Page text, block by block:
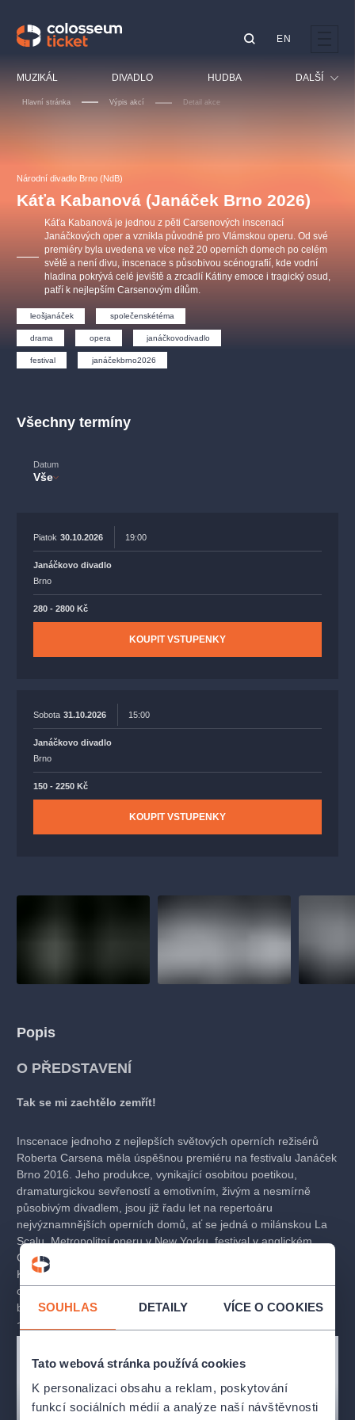
SOUHLAS DETAILY VÍCE O COOKIES
Tato webová stránka používá cookies
K personalizaci obsahu a reklam, poskytování
funkcí sociálních médií a analýze naší návštěvnosti
MUZIKÁL DIVADLO HUDBA DALŠÍ
Prohlídky
Ostatní
EN
Hlavní stránka Výpis akcí Detail akce
Národní divadlo Brno (NdB)
Káťa Kabanová (Janáček Brno 2026)
Káťa Kabanová je jednou z pěti Carsenových inscenací
Janáčkových oper a vznikla původně pro Vlámskou operu. Od své
premiéry byla uvedena ve více než 20 operních domech po celém
světě a není divu, inscenace s působivou scénografií, kde vodní
hladina pokrývá celé jeviště a zrcadlí Kátiny emoce i tragický osud,
patří k nejlepším Carsenovým dílům.
leošjanáček společenskétéma
drama opera janáčkovodivadlo
festival janáčekbrno2026
Všechny termíny
Datum
Vše
Piatok 30.10.2026 19:00
Janáčkovo divadlo
Brno
280 - 2800 Kč
KOUPIT VSTUPENKY
Sobota 31.10.2026 15:00
Janáčkovo divadlo
Brno
150 - 2250 Kč
KOUPIT VSTUPENKY
Popis
O PŘEDSTAVENÍ
Tak se mi zachtělo zemřít!
Inscenace jednoho z nejlepších světových operních režisérů
Roberta Carsena měla úspěšnou premiéru na festivalu Janáček
Brno 2016. Jeho produkce, vynikající osobitou poetikou,
dramaturgickou sevřeností a emotivním, živým a nesmírně
působivým divadlem, jsou již řadu let na repertoáru
nejvýznamnějších operních domů, ať se jedná o milánskou La
Scalu, Metropolitní operu v New Yorku, festival v anglickém
Glyndebourne nebo Royal Opera House Covent Garden. Káťa
Kabanová je jednou z pěti Carsenových inscenací Janáčkových
oper a vznikla původně pro Vlámskou operu. Od své premiéry
byla uvedena ve více než 20 operních domech po celém světě
a není divu, inscenace s působivou scénografií, kde vodní
osud, patří k nejlepším Carsenovým dílům.
Když počátkem roku 1919 začal Leoš Janáček uvažovat
o Ostrovského dramatu Bouře coby námětu k nové opeře,
OBYČEJNÁ HOLKA
Agentura 44, s.r.o.
s.r.o.
Ostatní hledají
muzikálypraha
Nejnavštěvovanější
muzikálypraha divadlopraha